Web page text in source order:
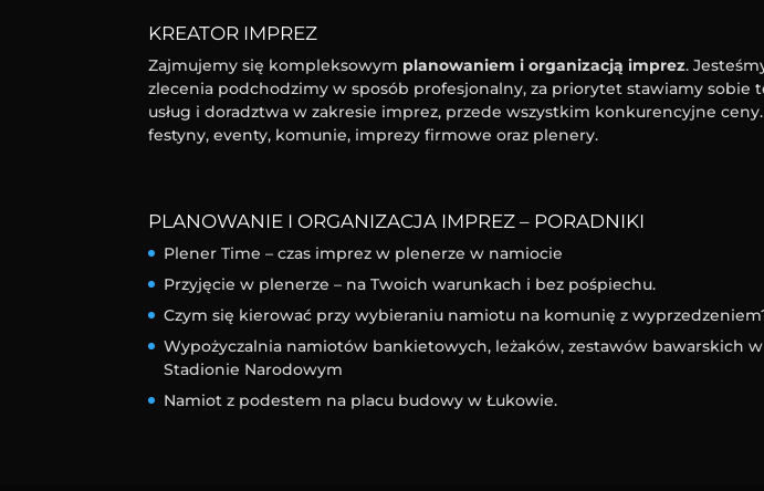
KREATOR IMPREZ
Zajmujemy się kompleksowym planowaniem i organizacją imprez.
zlecenia podchodzimy w sposób profesjonalny, za priorytet stawiamy sobie
usług i doradztwa w zakresie imprez, przede wszystkim konkurencyjne
festyny, eventy, komunie, imprezy firmowe oraz plenery.
PLANOWANIE I ORGANIZACJA IMPREZ – PORADNIKI
Plener Time – czas imprez w plenerze w namiocie
Przyjęcie w plenerze – na Twoich warunkach i bez pośpiechu.
Czym się kierować przy wybieraniu namiotu na komunię z
Wypożyczalnia namiotów bankietowych, leżaków, zestawów bawarskich w
Stadionie Narodowym
Namiot z podestem na placu budowy w Łukowie.